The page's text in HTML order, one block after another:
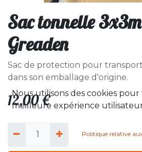
Sac tonnelle
Greaden
Sac de protection pour
dans son emballage d'origine.
12,00€
Nous utilisons des cookies
meilleure expérience
Politique relative